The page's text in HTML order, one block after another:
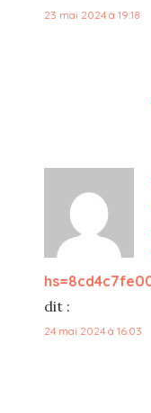
23 mai 2024 à 19:18
dit :
24 mai 2024 à 16:03